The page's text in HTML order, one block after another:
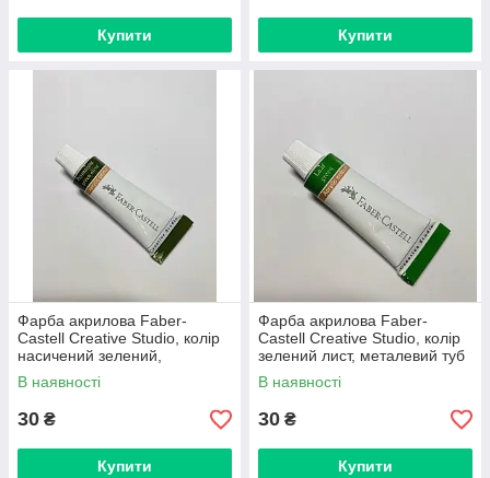
Купити Купити
Фарба акрилова Faber-
Castell Creative Studio, колір
насичений зелений,
металевий туб 12 мл
В наявності
30 ₴
Купити
Фарба акрилова Faber-
Castell Creative Studio, колір
зелений лист, металевий туб
12 мл
В наявності
30 ₴
Купити